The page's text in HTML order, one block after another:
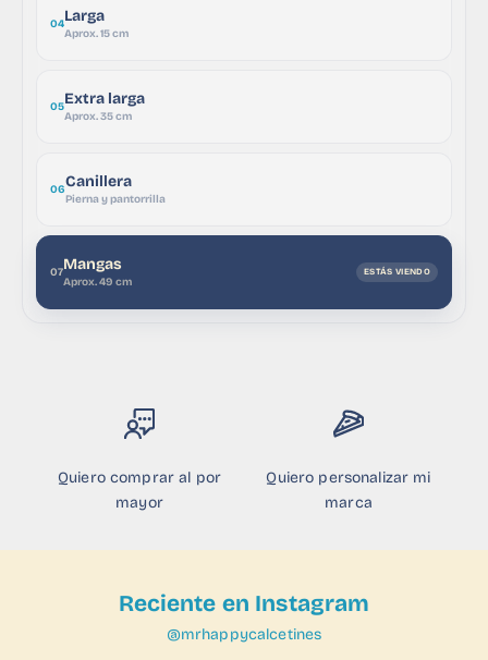
04Larga
Aprox. 15 cm
05Extra larga
Aprox. 35 cm
06Canillera
Pierna y pantorrilla
07Mangas
Aprox. 49 cm
Quiero comprar al por
mayor
Quiero personalizar mi
marca
Reciente en Instagram
@mrhappycalcetines